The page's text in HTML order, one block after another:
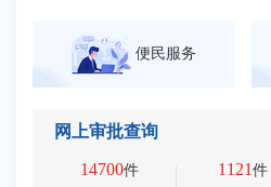
便民服务
网上审批查询
14700件
1121件